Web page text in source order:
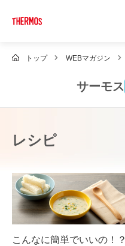
トップ WEBマガジン
サーモス
レシピ
こんなに簡単でいいの！？